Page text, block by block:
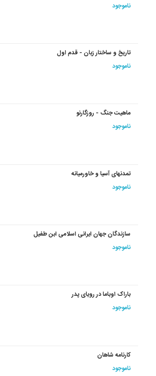
ناموجود
تاریخ و ساختار زبان - قدم اول
ناموجود
ماهیت جنگ - روزگارنو
ناموجود
تمدنهای‏ آسیا و خاورمیانه‏
ناموجود
سازندگان جهان ایرانی اسلامی ابن طفیل
ناموجود
باراک اوباما در رویای پدر
ناموجود
کارنامه شاهان
ناموجود